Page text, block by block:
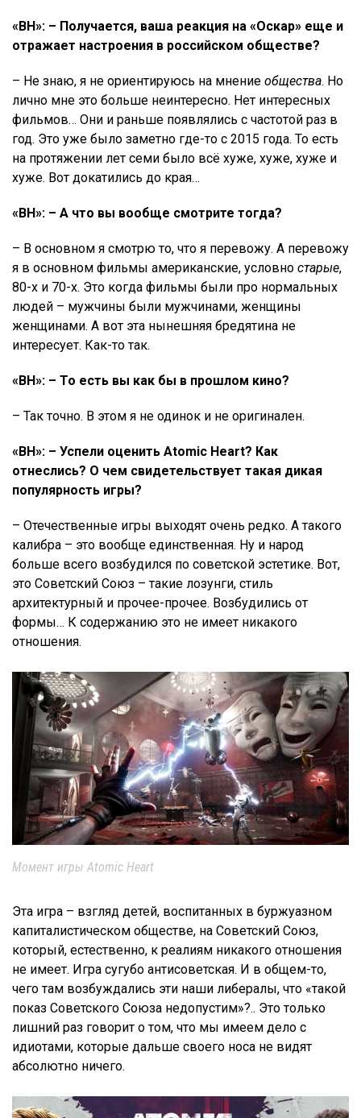
«ВН»: – Получается, ваша реакция на «Оскар» еще и
отражает настроения в российском обществе?
– Не знаю, я не ориентируюсь на мнение общества. Но
лично мне это больше неинтересно. Нет интересных
фильмов… Они и раньше появлялись с частотой раз в
год. Это уже было заметно где-то с 2015 года. То есть
на протяжении лет семи было всё хуже, хуже, хуже и
хуже. Вот докатились до края…
«ВН»: – А что вы вообще смотрите тогда?
– В основном я смотрю то, что я перевожу. А перевожу
я в основном фильмы американские, условно старые,
80-х и 70-х. Это когда фильмы были про нормальных
людей – мужчины были мужчинами, женщины
женщинами. А вот эта нынешняя бредятина не
интересует. Как-то так.
«ВН»: – То есть вы как бы в прошлом кино?
– Так точно. В этом я не одинок и не оригинален.
«ВН»: – Успели оценить Atomic Heart? Как
отнеслись? О чем свидетельствует такая дикая
популярность игры?
– Отечественные игры выходят очень редко. А такого
калибра – это вообще единственная. Ну и народ
больше всего возбудился по советской эстетике. Вот,
это Советский Союз – такие лозунги, стиль
архитектурный и прочее-прочее. Возбудились от
формы… К содержанию это не имеет никакого
отношения.
Момент игры Atomic Heart
Эта игра – взгляд детей, воспитанных в буржуазном
капиталистическом обществе, на Советский Союз,
который, естественно, к реалиям никакого отношения
не имеет. Игра сугубо антисоветская. И в общем-то,
чего там возбуждались эти наши либералы, что «такой
показ Советского Союза недопустим»?.. Это только
лишний раз говорит о том, что мы имеем дело с
идиотами, которые дальше своего носа не видят
абсолютно ничего.